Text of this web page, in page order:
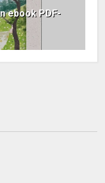
ebook PDF-